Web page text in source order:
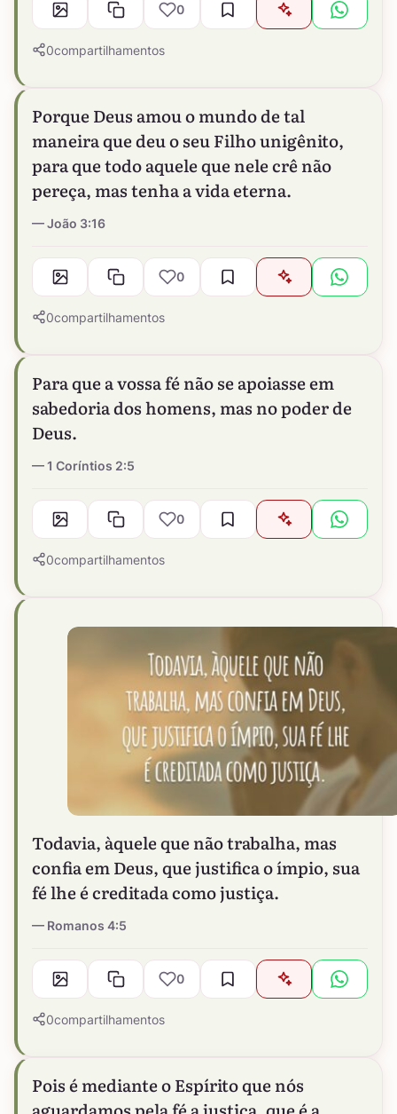
0
0compartilhamentos
Porque Deus amou o mundo de tal
maneira que deu o seu Filho unigênito,
para que todo aquele que nele crê não
pereça, mas tenha a vida eterna.
João 3:16
0
0compartilhamentos
Para que a vossa fé não se apoiasse em
sabedoria dos homens, mas no poder de
Deus.
1 Coríntios 2:5
0
0compartilhamentos
Todavia, àquele que não trabalha, mas
confia em Deus, que justifica o ímpio, sua
fé lhe é creditada como justiça.
Romanos 4:5
0
0compartilhamentos
Pois é mediante o Espírito que nós